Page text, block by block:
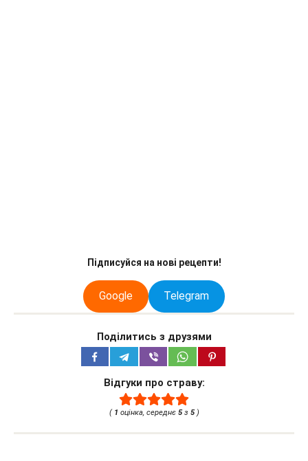
Підписуйся на нові рецепти!
Google Telegram
Поділитись з друзями
Відгуки про страву:
( 1 оцінка, середнє 5з 5)